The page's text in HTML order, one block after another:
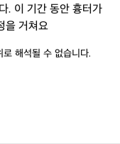
. 이 기간 동안 흉터가
을 거쳐요
해석될 수 없습니다.